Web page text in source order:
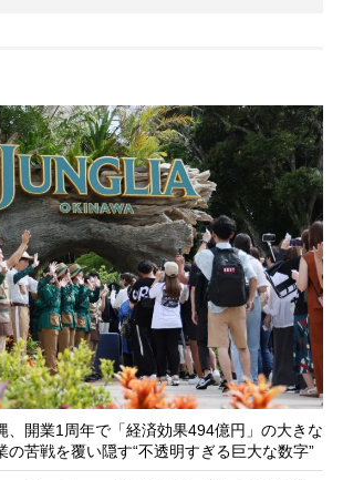
、開業1周年で「経済効果494億円」の大きな
苦戦を覆い隠す“不透明すぎる巨大な数字”